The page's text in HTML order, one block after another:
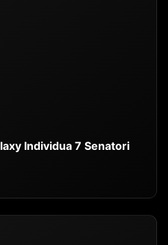
Individua 7 Senatori